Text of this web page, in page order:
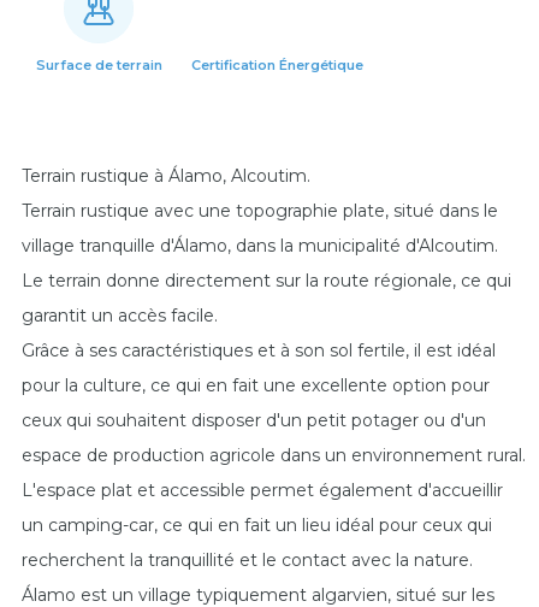
Surface de terrain Certification Énergétique
Terrain rustique à Álamo, Alcoutim.
Terrain rustique avec une topographie plate, situé dans le
village tranquille d'Álamo, dans la municipalité d'Alcoutim.
Le terrain donne directement sur la route régionale, ce qui
garantit un accès facile.
Grâce à ses caractéristiques et à son sol fertile, il est idéal
pour la culture, ce qui en fait une excellente option pour
ceux qui souhaitent disposer d'un petit potager ou d'un
espace de production agricole dans un environnement rural.
L'espace plat et accessible permet également d'accueillir
un camping-car, ce qui en fait un lieu idéal pour ceux qui
recherchent la tranquillité et le contact avec la nature.
Álamo est un village typiquement algarvien, situé sur les